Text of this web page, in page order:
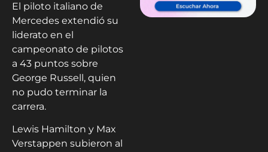
El piloto italiano de
Mercedes extendió su
liderato en el
campeonato de pilotos
a 43 puntos sobre
George Russell, quien
no pudo terminar la
carrera.
Lewis Hamilton y Max
Verstappen subieron al